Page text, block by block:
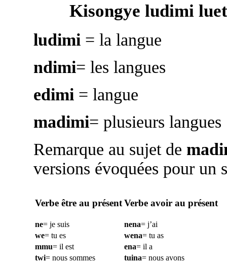
Kisongye ludimi
ludimi= la langue
ndimi= les langues
edimi= langue
madimi= plusieurs langues
Remarque au sujet de
versions évoquées pour un
Verbe être au présent Verbe avoir au présent
ne= je suis nena= j’ai
we= tu es wena= tu as
mmu= il est ena= il a
twi= nous sommes tuina= nous avons